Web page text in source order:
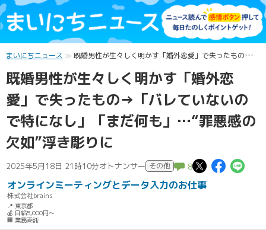
まいにちニュース 既婚男性が生々しく明かす「婚外恋愛」で失ったもの→「バレていないので特になし」「まだ何も」…“罪悪感の欠如”浮き彫りに
既婚男性が生々しく明かす「婚外恋
愛」で失ったもの→「バレていないの
で特になし」「まだ何も」…“罪悪感の
欠如”浮き彫りに
2025年5月18日 21時10分オトナンサー その他 8 この記
この
オンラインミーティングとデータ入力のお仕事
株式会社brains
📍 東京都
💰 日給5,000円～
🏢 業務委託